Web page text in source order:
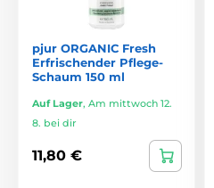
pjur ORGANIC Fresh
Erfrischender Pflege-
Schaum 150 ml
Auf Lager, Am mittwoch 12.
8. bei dir
11,80 €